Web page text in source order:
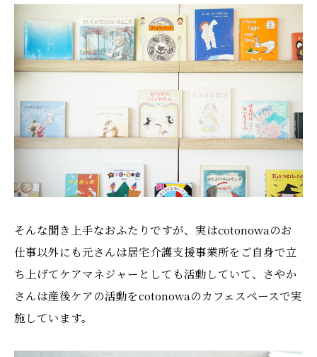
そんな聞き上手なおふたりですが、実はcotonowaのお
仕事以外にも元さんは居宅介護支援事業所をご自身で立
ち上げてケアマネジャーとしても活動していて、さやか
さんは産後ケアの活動をcotonowaのカフェスペースで実
施しています。